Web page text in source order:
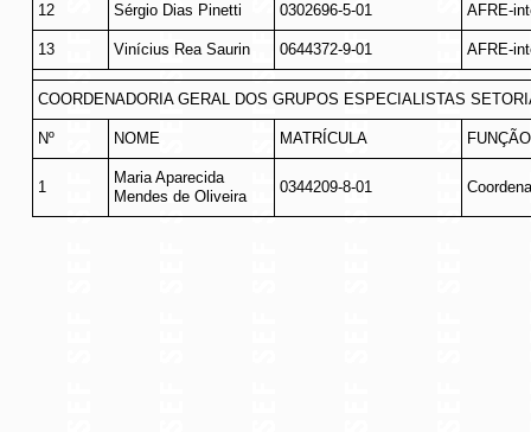
12 Sérgio Dias Pinetti 0302696-5-01 AFRE-
13 Vinícius Rea Saurin 0644372-9-01 AFRE-
COORDENADORIA GERAL DOS GRUPOS ESPECIALISTAS
Nº NOME MATRÍCULA FUNÇÃO
1
Maria Aparecida
Mendes de Oliveira
0344209-8-01